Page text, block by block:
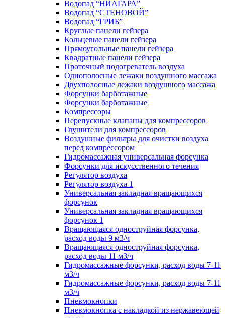
Водопад “НИАГАРА”
Водопад “СТЕНОВОЙ”
Водопад “ГРИБ”
Круглые панели гейзера
Кольцевые панели гейзера
Прямоугольные панели гейзера
Квадратные панели гейзера
Проточный подогреватель воздуха
Однополосные лежаки воздушного массажа
Двухполосные лежаки воздушного массажа
Форсунки барботажные
Форсунки барботажные
Компрессоры
Перепускные клапаны для компрессоров
Глушители для компрессоров
Воздушные фильтры для очистки воздуха
перед компрессором
Гидромассажная универсальная форсунка
Форсунки для искусственного течения
Регулятор воздуха
Регулятор воздуха 1
Универсальная закладная вращающихся
форсунок
Универсальная закладная вращающихся
форсунок 1
Вращающаяся одноструйная форсунка,
расход воды 9 м3/ч
Вращающаяся одноструйная форсунка,
расход воды 11 м3/ч
Гидромассажные форсунки, расход воды 7-11
м3/ч
Гидромассажные форсунки, расход воды 7-11
м3/ч
Пневмокнопки
Пневмокнопка с накладкой из нержавеющей